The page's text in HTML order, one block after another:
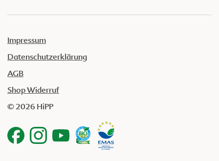
Impressum
Datenschutzerklärung
AGB
Shop Widerruf
© 2026 HiPP